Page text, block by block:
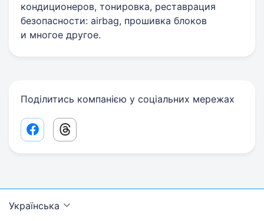
кондиционеров, тонировка, реставрация
безопасности: airbag, прошивка блоков
и многое другое.
Поділитись компанією у соціальних мережах
Facebook share link
Threads share link
Українська